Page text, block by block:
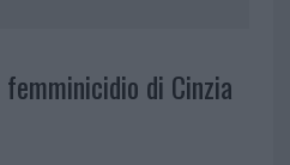
di Cinzia